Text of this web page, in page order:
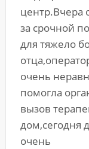
центр.Вчера
за срочной
для тяжело
очень
помогла
вызов
дом,сегодня
очень